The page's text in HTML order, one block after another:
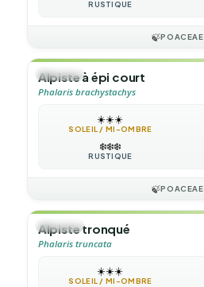
RUSTIQUE
🍃POACEAE
🌿HERBE
Alpiste à épi court
Phalaris brachystachys
☀️☀️☀️
SOLEIL / MI-OMBRE
❄️❄️❄️
RUSTIQUE
🍃POACEAE
🌿HERBE
Alpiste tronqué
Phalaris truncata
☀️☀️☀️
SOLEIL / MI-OMBRE